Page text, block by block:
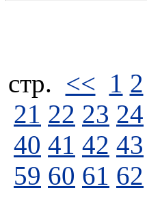
стp. << 1 2
21 22 23 24
40 41 42 43
59 60 61 62